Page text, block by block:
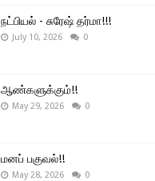
நட்பியல் - சுரேஷ் தர்மா!!!
July 10, 2026 0
ஆண்களுக்கும்!!
May 29, 2026 0
மனப் பகுவல்!!
May 28, 2026 0